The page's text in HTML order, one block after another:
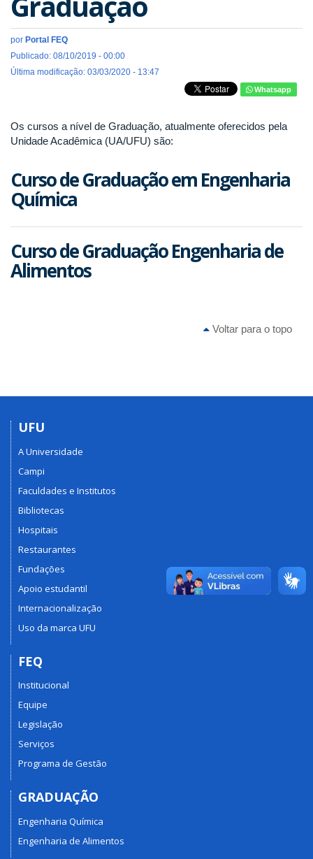
por Portal FEQ
Publicado: 08/10/2019 - 00:00
Última modificação: 03/03/2020 - 13:47
Whatsapp
Os cursos a nível de Graduação, atualmente oferecidos pela
Unidade Acadêmica (UA/UFU) são:
Curso de Graduação em Engenharia
Química
Curso de Graduação Engenharia de
Alimentos
Voltar para o topo
UFU
A Universidade
Campi
Faculdades e Institutos
Bibliotecas
Hospitais
Restaurantes
Fundações
Apoio estudantil
Internacionalização
Uso da marca UFU
FEQ
Institucional
Equipe
Legislação
Serviços
Programa de Gestão
GRADUAÇÃO
Engenharia Química
Engenharia de Alimentos